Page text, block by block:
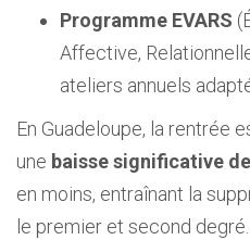
Programme EVARS
Affective,
ateliers annuels
En Guadeloupe, la rentrée
une baisse significative
en moins, entraînant la
le premier et second